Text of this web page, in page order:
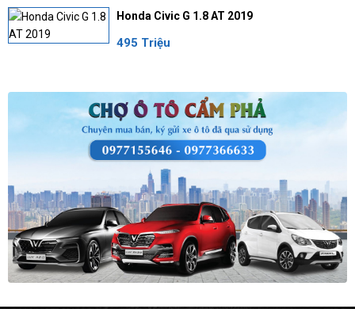
Honda Civic G 1.8 AT 2019
495 Triệu